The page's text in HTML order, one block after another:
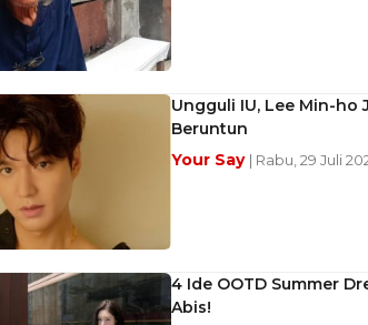
Ungguli IU, Lee Min-ho
Beruntun
Your Say | Rabu, 29 Juli
4 Ide OOTD Summer
Abis!